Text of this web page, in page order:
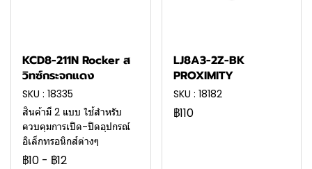
KCD8-211N Rocker ส
วิทซ์กระจกแดง
SKU : 18335
สินค้ามี 2 แบบ ใช้สำหรับ
ควบคุมการเปิด-ปิดอุปกรณ์
อิเล็กทรอนิกส์ต่างๆ
฿10 - ฿12
LJ8A3-2Z-BK
PROXIMITY
SKU : 18182
฿110